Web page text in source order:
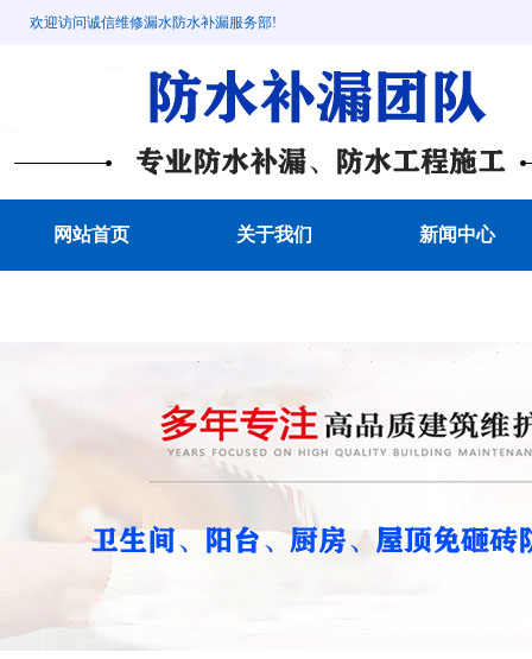
欢迎访问诚信维修漏水防水补漏服务部!
网站首页 关于我们 新闻中心